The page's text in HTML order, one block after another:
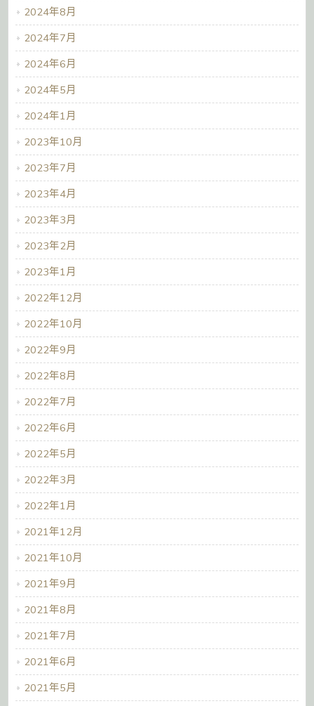
2024年8月
2024年7月
2024年6月
2024年5月
2024年1月
2023年10月
2023年7月
2023年4月
2023年3月
2023年2月
2023年1月
2022年12月
2022年10月
2022年9月
2022年8月
2022年7月
2022年6月
2022年5月
2022年3月
2022年1月
2021年12月
2021年10月
2021年9月
2021年8月
2021年7月
2021年6月
2021年5月